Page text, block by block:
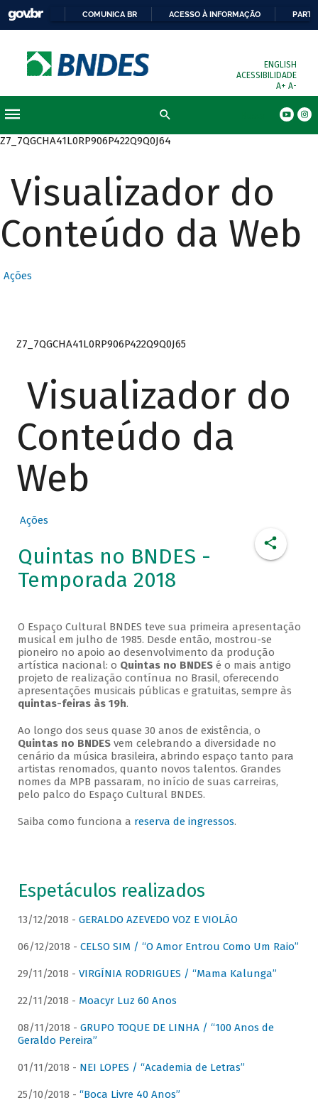
COMUNICA BR ACESSO À INFORMAÇÃO
ENGLISH
ACESSIBILIDADE
A+ A-
Z7_7QGCHA41L0RP906P422Q9Q0J64
Visualizador do
Conteúdo da Web
Ações
Z7_7QGCHA41L0RP906P422Q9Q0J65
Visualizador do
Conteúdo da
Web
Ações
Quintas no BNDES -
Temporada 2018
O Espaço Cultural BNDES teve sua primeira apresentação
musical em julho de 1985. Desde então, mostrou-se
pioneiro no apoio ao desenvolvimento da produção
artística nacional: o Quintas no BNDESé o mais antigo
projeto de realização contínua no Brasil, oferecendo
apresentações musicais públicas e gratuitas, sempre às
quintas-feiras às 19h.
Ao longo dos seus quase 30 anos de existência, o
Quintas no BNDESvem celebrando a diversidade no
cenário da música brasileira, abrindo espaço tanto para
artistas renomados, quanto novos talentos. Grandes
nomes da MPB passaram, no início de suas carreiras,
pelo palco do Espaço Cultural BNDES.
Saiba como funciona a reserva de ingressos.
Espetáculos realizados
13/12/2018 - GERALDO AZEVEDO VOZ E VIOLÃO
06/12/2018 - CELSO SIM / “O Amor Entrou Como Um Raio”
29/11/2018 - VIRGÍNIA RODRIGUES / “Mama Kalunga”
22/11/2018 - Moacyr Luz 60 Anos
08/11/2018 - GRUPO TOQUE DE LINHA / “100 Anos de
Geraldo Pereira”
01/11/2018 - NEI LOPES / “Academia de Letras”
25/10/2018 - “Boca Livre 40 Anos”